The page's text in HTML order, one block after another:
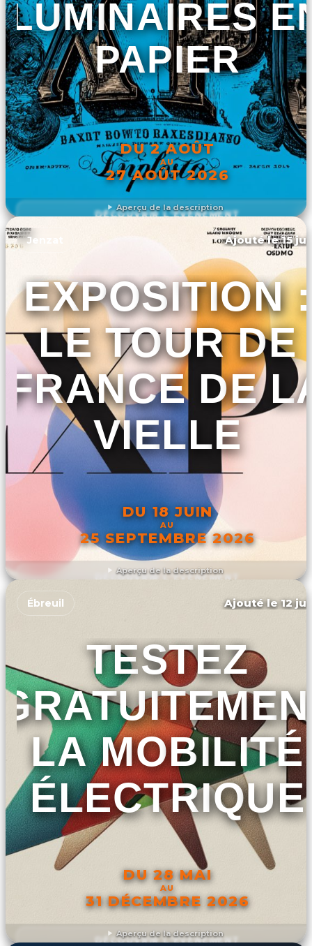
Aperçu de la description
LUMINAIRES
PAPIER
DU 2 AOÛT
AU
27 AOÛT 2026
DÉCOUVRIR L'ÉVÉNEMENT
Aperçu de la description
Jenzat Ajouté le 15
EXPOSITION :
LE TOUR DE
FRANCE DE
VIELLE
DU 18 JUIN
AU
25 SEPTEMBRE 2026
DÉCOUVRIR L'ÉVÉNEMENT
Aperçu de la description
Ébreuil Ajouté le 12
TESTEZ
LA MOBILITÉ
ÉLECTRIQUE
DU 28 MAI
AU
31 DÉCEMBRE 2026
DÉCOUVRIR L'ÉVÉNEMENT